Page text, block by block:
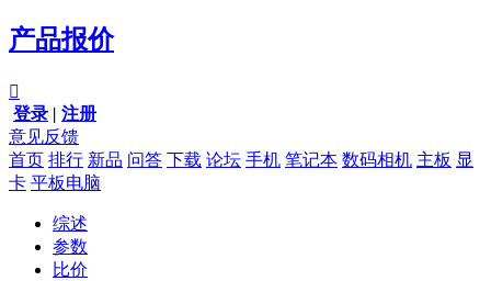
产品报价

登录 | 注册
意见反馈
首页 排行 新品 问答 下载 论坛 手机 笔记本 数码相机 主板 显
卡 平板电脑
综述
参数
比价